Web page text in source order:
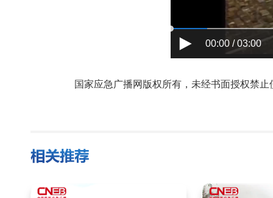
00:00 / 03:00
国家应急广播网版权所有，未经书面授权禁